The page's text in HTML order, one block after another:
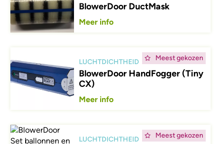
BlowerDoor DuctMask
Meer info
Meest gekozen
LUCHTDICHTHEID
BlowerDoor HandFogger (Tiny
CX)
Meer info
Meest gekozen
Afbeelding
LUCHTDICHTHEID